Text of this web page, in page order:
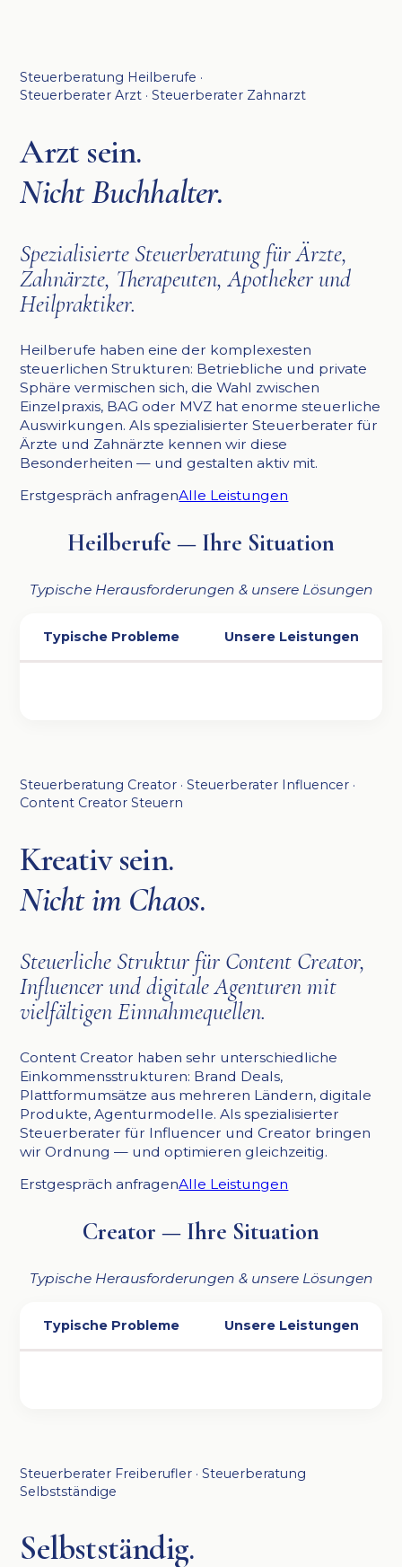
Steuerberatung Heilberufe ·
Steuerberater Arzt · Steuerberater Zahnarzt
Arzt sein.
Nicht Buchhalter.
Spezialisierte Steuerberatung für Ärzte,
Zahnärzte, Therapeuten, Apotheker und
Heilpraktiker.
Heilberufe haben eine der komplexesten
steuerlichen Strukturen: Betriebliche und private
Sphäre vermischen sich, die Wahl zwischen
Einzelpraxis, BAG oder MVZ hat enorme steuerliche
Auswirkungen. Als spezialisierter Steuerberater für
Ärzte und Zahnärzte kennen wir diese
Besonderheiten — und gestalten aktiv mit.
Erstgespräch anfragenAlle Leistungen
Heilberufe — Ihre Situation
Typische Herausforderungen & unsere Lösungen
Typische Probleme Unsere Leistungen
Creator — Ihre Situation
Typische Herausforderungen & unsere Lösungen
Typische Probleme Unsere Leistungen
Steuerberatung Creator · Steuerberater Influencer ·
Content Creator Steuern
Kreativ sein.
Nicht im Chaos.
Steuerliche Struktur für Content Creator,
Influencer und digitale Agenturen mit
vielfältigen Einnahmequellen.
Content Creator haben sehr unterschiedliche
Einkommensstrukturen: Brand Deals,
Plattformumsätze aus mehreren Ländern, digitale
Produkte, Agenturmodelle. Als spezialisierter
Steuerberater für Influencer und Creator bringen
wir Ordnung — und optimieren gleichzeitig.
Erstgespräch anfragenAlle Leistungen
Steuerberater Freiberufler · Steuerberatung
Selbstständige
Selbstständig.